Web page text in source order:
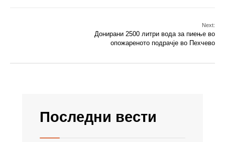
Next:
Донирани 2500 литри вода за пиење во
опожареното подрачје во Пехчево
Последни вести